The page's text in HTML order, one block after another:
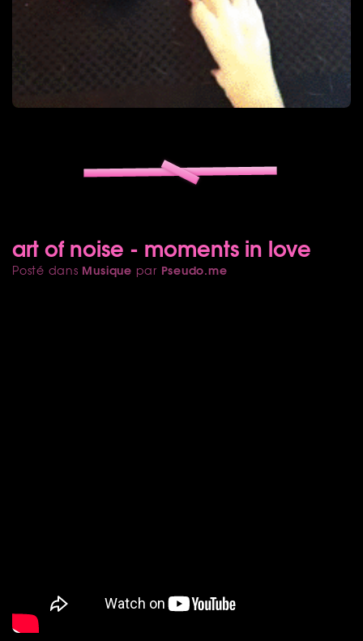
art of noise - moments in love
Posté dans Musique par Pseudo.me